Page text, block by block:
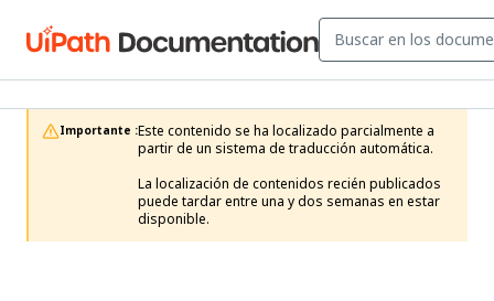
Importante :Este contenido se ha localizado parcialmente a
partir de un sistema de traducción automática.
La localización de contenidos recién publicados
puede tardar entre una y dos semanas en estar
disponible.